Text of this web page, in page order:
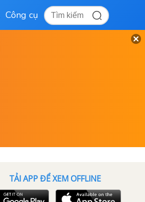
Công cụ
TẢI APP ĐỂ XEM OFFLINE